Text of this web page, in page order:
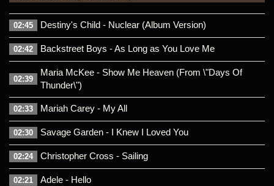
02:45 Destiny's Child - Nuclear (Album Version)
02:42 Backstreet Boys - As Long as You Love Me
02:39
Maria McKee - Show Me Heaven (From \"Days Of
Thunder\")
02:33 Mariah Carey - My All
02:30 Savage Garden - I Knew I Loved You
02:24 Christopher Cross - Sailing
02:21 Adele - Hello